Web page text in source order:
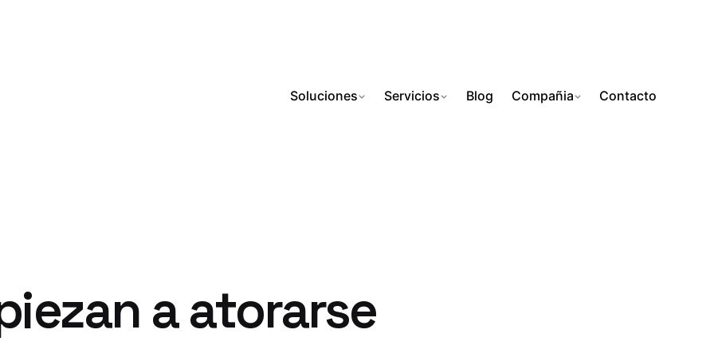
Soluciones Servicios Blog Compañia Contacto
a atorarse